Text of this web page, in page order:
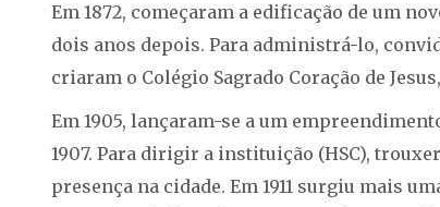
Em 1872, começaram a edificação de um
dois anos depois. Para administrá-lo,
criaram o Colégio Sagrado Coração de
Em 1905, lançaram-se a um
1907. Para dirigir a instituição (HSC),
presença na cidade. Em 1911 surgiu mais